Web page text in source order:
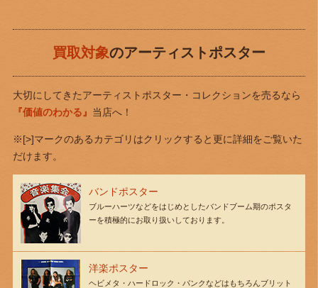
買取対象のアーティストポスター
大切にしてきたアーティストポスター・コレクションを売るなら
『価値のわかる』 当店へ！
※[>]マークのあるカテゴリはクリックすると更に詳細をご覧いた
だけます。
バンドポスター
ブルーハーツなどをはじめとしたバンドブーム期のポスタ
ーを積極的にお取り扱いしております。
洋楽ポスター
ヘビメタ・ハードロック・パンクなどはもちろんブリット